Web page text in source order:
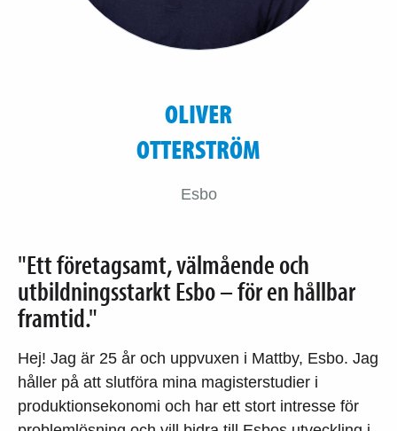
OLIVER
OTTERSTRÖM
Esbo
"Ett företagsamt, välmående och
utbildningsstarkt Esbo – för en hållbar
framtid."
Hej! Jag är 25 år och uppvuxen i Mattby, Esbo. Jag
håller på att slutföra mina magisterstudier i
produktionsekonomi och har ett stort intresse för